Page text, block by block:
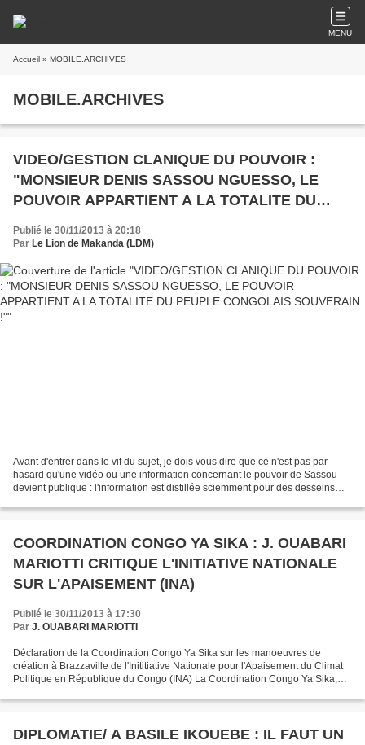
MENU
Accueil » MOBILE.ARCHIVES
MOBILE.ARCHIVES
VIDEO/GESTION CLANIQUE DU POUVOIR :
"MONSIEUR DENIS SASSOU NGUESSO, LE
POUVOIR APPARTIENT A LA TOTALITE DU
PEUPLE CONGOLAIS SOUVERAIN !"
Publié le 30/11/2013 à 20:18
Par Le Lion de Makanda (LDM)
Avant d'entrer dans le vif du sujet, je dois vous dire que ce n'est pas par
hasard qu'une vidéo ou une information concernant le pouvoir de Sassou
devient publique : l'information est distillée sciemment pour des desseins
COORDINATION CONGO YA SIKA : J. OUABARI
MARIOTTI CRITIQUE L'INITIATIVE NATIONALE
SUR L'APAISEMENT (INA)
Publié le 30/11/2013 à 17:30
Par J. OUABARI MARIOTTI
Déclaration de la Coordination Congo Ya Sika sur les manoeuvres de
création à Brazzaville de l'Inititiative Nationale pour l'Apaisement du Climat
Politique en République du Congo (INA) La Coordination Congo Ya Sika,
DIPLOMATIE/ A BASILE IKOUEBE : IL FAUT UN